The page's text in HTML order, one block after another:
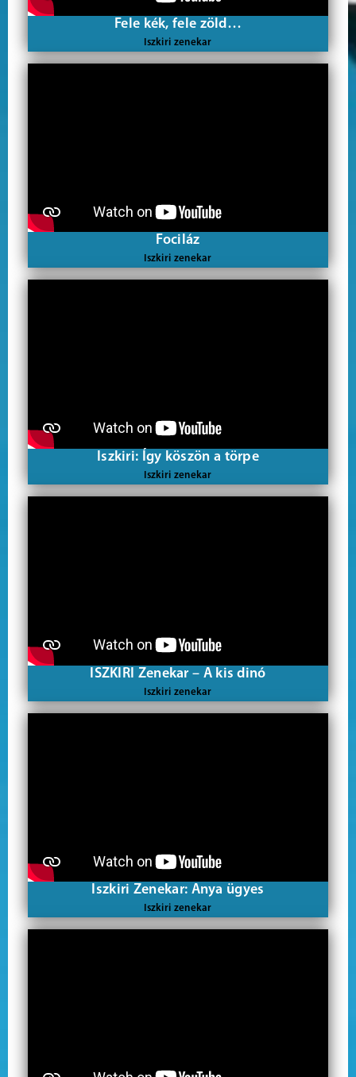
Fele kék, fele zöld…
Iszkiri zenekar
Fociláz
Iszkiri zenekar
Iszkiri: Így köszön a törpe
Iszkiri zenekar
ISZKIRI Zenekar – A kis dinó
Iszkiri zenekar
Iszkiri Zenekar: Anya ügyes
Iszkiri zenekar